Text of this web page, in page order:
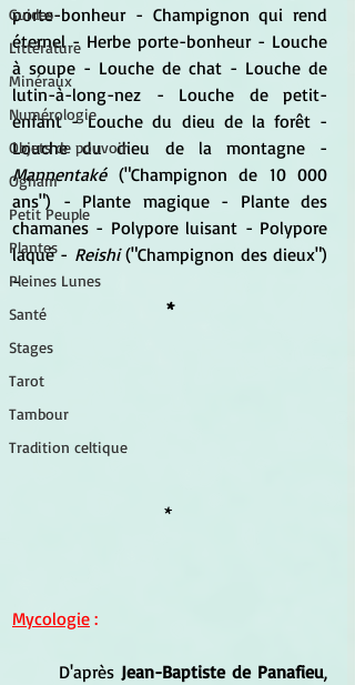
Guides
Littérature
Minéraux
Numérologie
Objets de pouvoir
Ogham
Petit Peuple
Plantes
Pleines Lunes
Santé
Stages
Tarot
Tambour
Tradition celtique
porte-bonheur - Champignon qui rend
éternel - Herbe porte-bonheur - Louche
à soupe - Louche de chat - Louche de
lutin-à-long-nez - Louche de petit-
enfant - Louche du dieu de la forêt -
Mannentaké ("Champignon de 10 000
ans") - Plante magique - Plante des
chamanes - Polypore luisant - Polypore
laqué - Reishi ("Champignon des dieux")
-
*
*
Mycologie :
	D'après
Jean-Baptiste de Panafieu,